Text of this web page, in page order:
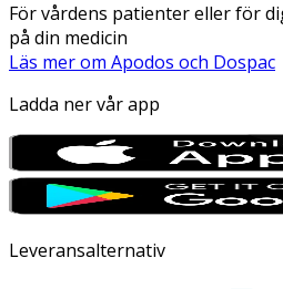
För vårdens patienter eller för
på din medicin
Läs mer om Apodos och Dospac
Ladda ner vår app
Leveransalternativ